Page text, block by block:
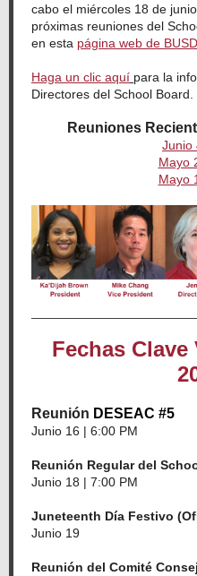
cabo el miércoles 18 de
próximas reuniones del
en esta página web de BUSD
Haga un clic aquí para la
Directores del School Board.
Reuniones
Junio
Mayo
Mayo
Fechas
Reunión DESEAC #5
Junio 16 | 6:00 PM
Reunión Regular del
Junio 18 | 7:00 PM
Juneteenth Día Festivo
Junio 19
Reunión del Comité